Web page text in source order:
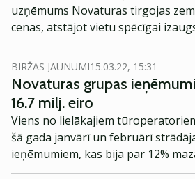
uzņēmums Novaturas tirgojas
cenas, atstājot vietu spēcīgai
BIRŽAS JAUNUMI15.03.22, 15:31
Novaturas grupas
16.7 milj. eiro
Viens no lielākajiem
šā gada janvārī un februārī
ieņēmumiem, kas bija par 12%
periodā 2019. gada